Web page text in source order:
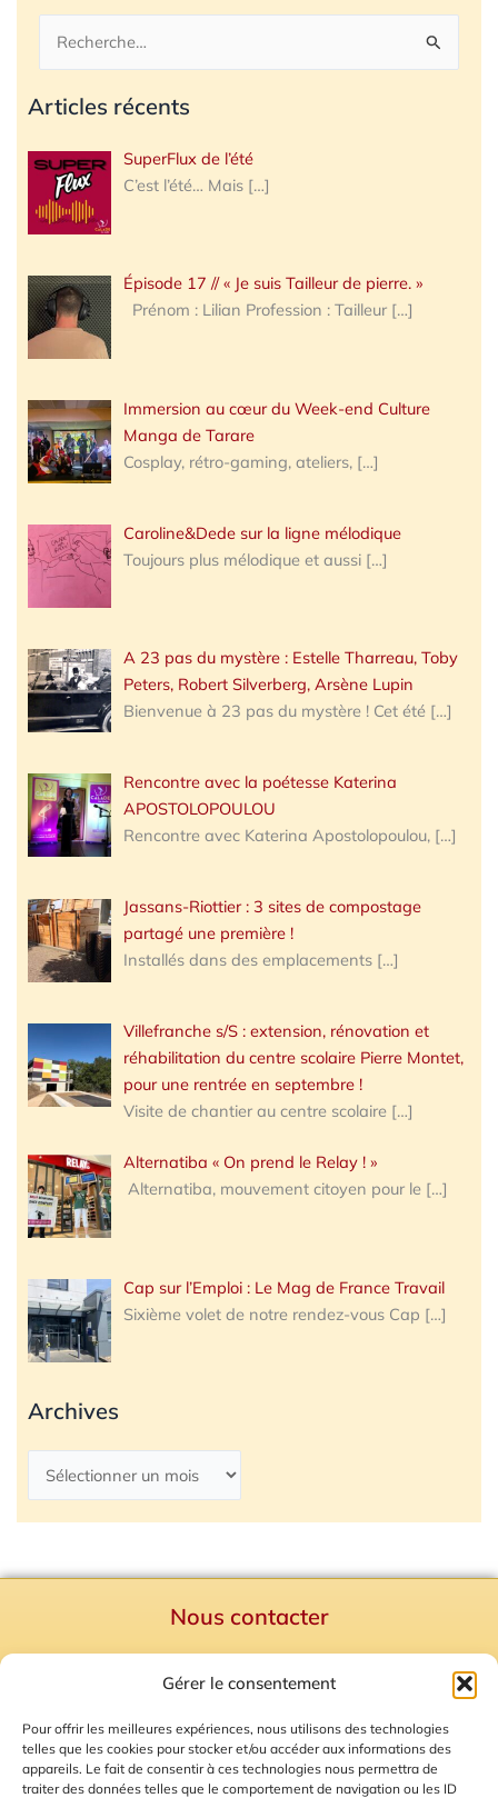
Gérer le consentement
Pour offrir les meilleures expériences, nous utilisons des technologies
telles que les cookies pour stocker et/ou accéder aux informations des
appareils. Le fait de consentir à ces technologies nous permettra de
traiter des données telles que le comportement de navigation ou les ID
Rechercher :
Articles récents
SuperFlux de l’été
C’est l’été… Mais […]
Épisode 17 // « Je suis Tailleur de pierre. »
Prénom : Lilian Profession : Tailleur […]
Immersion au cœur du Week-end Culture
Manga de Tarare
Cosplay, rétro-gaming, ateliers, […]
Caroline&Dede sur la ligne mélodique
Toujours plus mélodique et aussi […]
A 23 pas du mystère : Estelle Tharreau, Toby
Peters, Robert Silverberg, Arsène Lupin
Bienvenue à 23 pas du mystère ! Cet été […]
Rencontre avec la poétesse Katerina
APOSTOLOPOULOU
Rencontre avec Katerina Apostolopoulou, […]
Jassans-Riottier : 3 sites de compostage
partagé une première !
Installés dans des emplacements […]
Villefranche s/S : extension, rénovation et
réhabilitation du centre scolaire Pierre Montet,
pour une rentrée en septembre !
Visite de chantier au centre scolaire […]
Alternatiba « On prend le Relay ! »
Alternatiba, mouvement citoyen pour le […]
Cap sur l’Emploi : Le Mag de France Travail
Sixième volet de notre rendez-vous Cap […]
Archives
Nous contacter
Mentions Légales
Plan du site
Gestion des Cookies